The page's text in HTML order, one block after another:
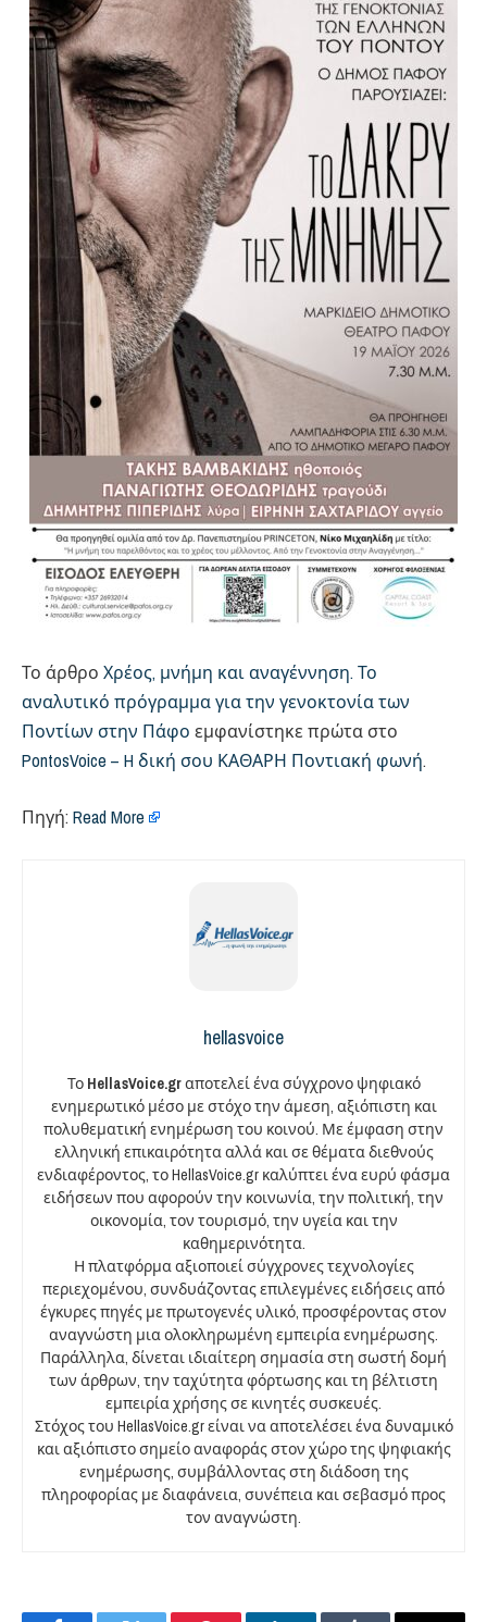
Το άρθρο Χρέος, μνήμη και αναγέννηση. Το
αναλυτικό πρόγραμμα για την γενοκτονία των
Ποντίων στην Πάφο εμφανίστηκε πρώτα στο
PontosVoice – H δική σου ΚΑΘΑΡΗ Ποντιακή φωνή.
Πηγή: Read More
hellasvoice
Το HellasVoice.grαποτελεί ένα σύγχρονο ψηφιακό
ενημερωτικό μέσο με στόχο την άμεση, αξιόπιστη και
πολυθεματική ενημέρωση του κοινού. Με έμφαση στην
ελληνική επικαιρότητα αλλά και σε θέματα διεθνούς
ενδιαφέροντος, το HellasVoice.gr καλύπτει ένα ευρύ φάσμα
ειδήσεων που αφορούν την κοινωνία, την πολιτική, την
οικονομία, τον τουρισμό, την υγεία και την
καθημερινότητα.
Η πλατφόρμα αξιοποιεί σύγχρονες τεχνολογίες
περιεχομένου, συνδυάζοντας επιλεγμένες ειδήσεις από
έγκυρες πηγές με πρωτογενές υλικό, προσφέροντας στον
αναγνώστη μια ολοκληρωμένη εμπειρία ενημέρωσης.
Παράλληλα, δίνεται ιδιαίτερη σημασία στη σωστή δομή
των άρθρων, την ταχύτητα φόρτωσης και τη βέλτιστη
εμπειρία χρήσης σε κινητές συσκευές.
Στόχος του HellasVoice.gr είναι να αποτελέσει ένα δυναμικό
και αξιόπιστο σημείο αναφοράς στον χώρο της ψηφιακής
ενημέρωσης, συμβάλλοντας στη διάδοση της
πληροφορίας με διαφάνεια, συνέπεια και σεβασμό προς
τον αναγνώστη.